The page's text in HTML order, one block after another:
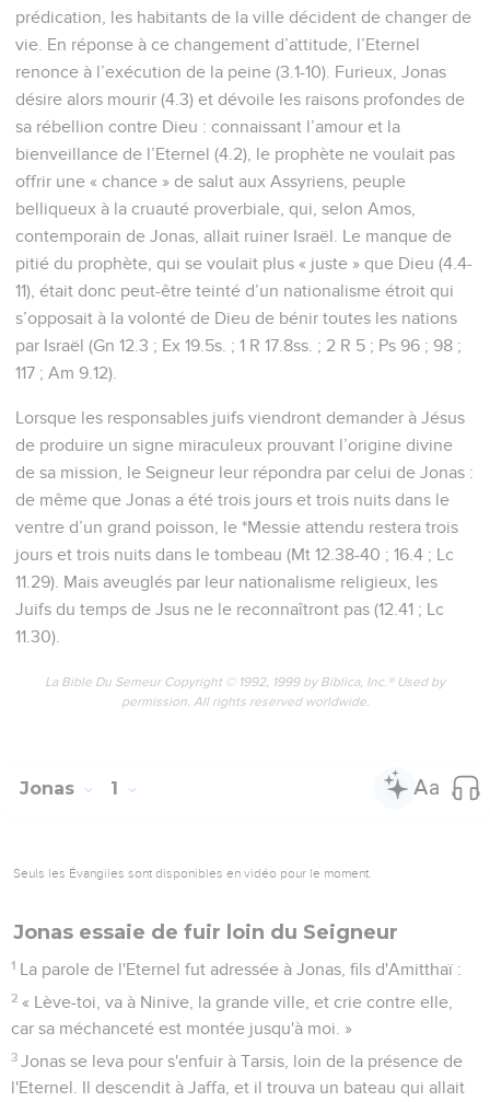
prédication, les habitants de la ville décident de changer de
vie. En réponse à ce changement d’attitude, l’Eternel
renonce à l’exécution de la peine (3.1-10). Furieux, Jonas
désire alors mourir (4.3) et dévoile les raisons profondes de
sa rébellion contre Dieu : connaissant l’amour et la
bienveillance de l’Eternel (4.2), le prophète ne voulait pas
offrir une « chance » de salut aux Assyriens, peuple
belliqueux à la cruauté proverbiale, qui, selon Amos,
contemporain de Jonas, allait ruiner Israël. Le manque de
pitié du prophète, qui se voulait plus « juste » que Dieu (4.4-
11), était donc peut-être teinté d’un nationalisme étroit qui
s’opposait à la volonté de Dieu de bénir toutes les nations
par Israël (Gn 12.3 ; Ex 19.5s. ; 1 R 17.8ss. ; 2 R 5 ; Ps 96 ; 98 ;
117 ; Am 9.12).
Lorsque les responsables juifs viendront demander à Jésus
de produire un signe miraculeux prouvant l’origine divine
de sa mission, le Seigneur leur répondra par celui de Jonas :
de même que Jonas a été trois jours et trois nuits dans le
ventre d’un grand poisson, le *Messie attendu restera trois
jours et trois nuits dans le tombeau (Mt 12.38-40 ; 16.4 ; Lc
11.29). Mais aveuglés par leur nationalisme religieux, les
Juifs du temps de Jsus ne le reconnaîtront pas (12.41 ; Lc
11.30).
La Bible Du Semeur Copyright © 1992, 1999 by Biblica, Inc.® Used by
permission. All rights reserved worldwide.
Jonas 1
Seuls les Évangiles sont disponibles en vidéo pour le moment.
Jonas essaie de fuir loin du Seigneur
1 La parole de l'Eternel fut adressée à Jonas, fils d'Amitthaï :
2 « Lève-toi, va à Ninive, la grande ville, et crie contre elle,
car sa méchanceté est montée jusqu'à moi. »
3 Jonas se leva pour s'enfuir à Tarsis, loin de la présence de
l'Eternel. Il descendit à Jaffa, et il trouva un bateau qui allait